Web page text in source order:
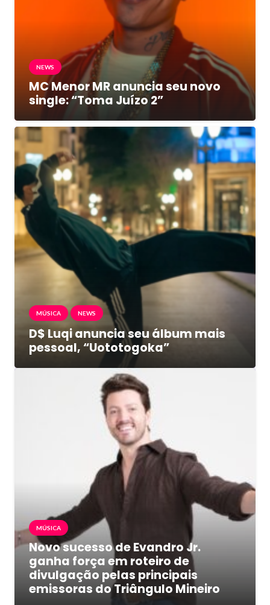
NEWS
MC Menor MR anuncia seu novo
single: “Toma Juízo 2”
MÚSICA NEWS
D$ Luqi anuncia seu álbum mais
pessoal, “Uototogoka”
MÚSICA
Novo sucesso de Evandro Jr.
ganha força em roteiro de
divulgação pelas principais
emissoras do Triângulo Mineiro